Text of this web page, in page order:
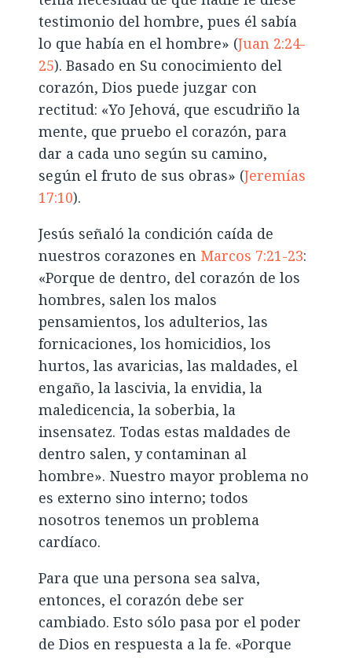
testimonio del hombre, pues él sabía
lo que había en el hombre» (Juan 2:24-
25). Basado en Su conocimiento del
corazón, Dios puede juzgar con
rectitud: «Yo Jehová, que escudriño la
mente, que pruebo el corazón, para
dar a cada uno según su camino,
según el fruto de sus obras» (Jeremías
17:10).
Jesús señaló la condición caída de
nuestros corazones en Marcos 7:21-23:
«Porque de dentro, del corazón de los
hombres, salen los malos
pensamientos, los adulterios, las
fornicaciones, los homicidios, los
hurtos, las avaricias, las maldades, el
engaño, la lascivia, la envidia, la
maledicencia, la soberbia, la
insensatez. Todas estas maldades de
dentro salen, y contaminan al
hombre». Nuestro mayor problema no
es externo sino interno; todos
nosotros tenemos un problema
cardíaco.
Para que una persona sea salva,
entonces, el corazón debe ser
cambiado. Esto sólo pasa por el poder
de Dios en respuesta a la fe. «Porque